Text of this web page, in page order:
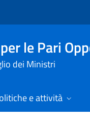
le Pari
dei Ministri
e attività